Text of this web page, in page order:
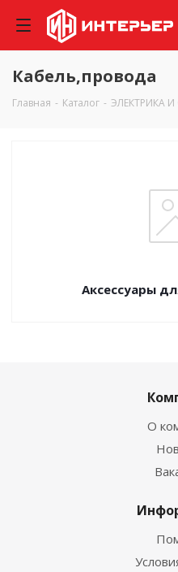
Кабель,провода
Главная - Каталог - ЭЛЕКТРИКА
Аксессуары
О